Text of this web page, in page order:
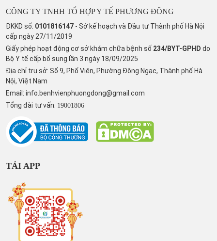
CÔNG TY TNHH TỔ HỢP Y TẾ PHƯƠNG ĐÔNG
ĐKKD số: 0101816147 - Sở kế hoạch và Đầu tư Thành phố Hà Nội
cấp ngày 27/11/2019
Giấy phép hoạt động cơ sở khám chữa bệnh số 234/BYT-GPHD do
Bộ Y tế cấp bổ sung lần 3 ngày 18/09/2025
Địa chỉ trụ sở: Số 9, Phố Viên, Phường Đông Ngạc, Thành phố Hà
Nội, Việt Nam
Email: info.benhvienphuongdong@gmail.com
Tổng đài tư vấn: 19001806
TẢI APP